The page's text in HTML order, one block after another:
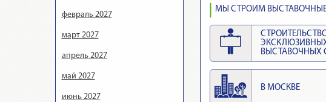
февраль 2027
март 2027
апрель 2027
май 2027
июнь 2027
МЫ СТРОИМ ВЫСТАВОЧНЫЕ
ВЫСТАВОЧНЫХ
В МОСКВЕ